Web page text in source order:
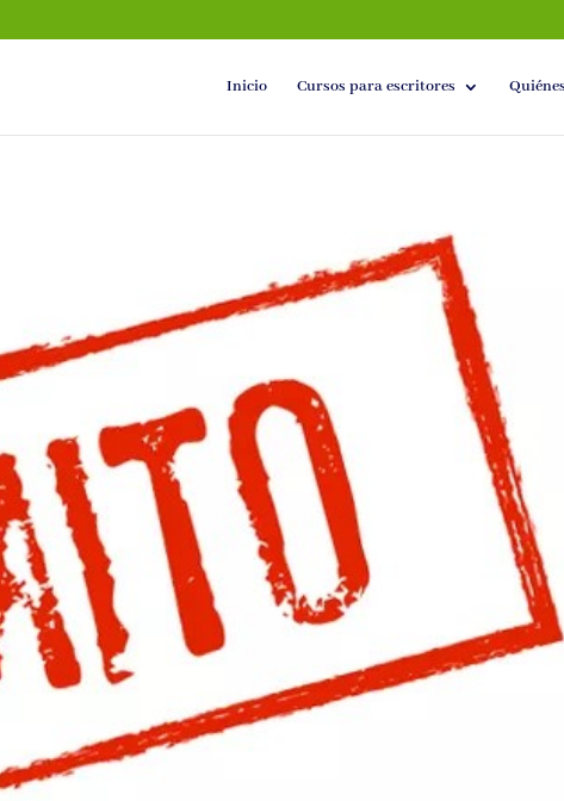
Inicio Cursos para escritores